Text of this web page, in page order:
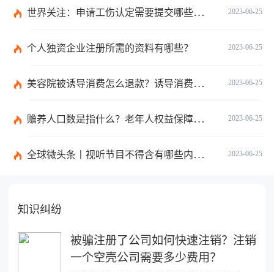
2023-06-25
世界关注：申请工伤认定需要提交哪些材料？提出工伤认定申请依据是什么？
2023-06-25
个人独资企业注册所需的资料有哪些？
2023-06-25
美容院被诱导消费怎么退款？诱导消费多少钱可以立案？ 当前短讯
2023-06-25
赡养人口数是指什么？老年人权益保障法第十四条的内容是什么？
2023-06-25
全球微头条丨视听节目不得含有哪些内容？网络视听监管新规的内容是什么？
知识纠纷
被骗注册了公司如何快速注销？注销
一个空壳公司需要多少费用？